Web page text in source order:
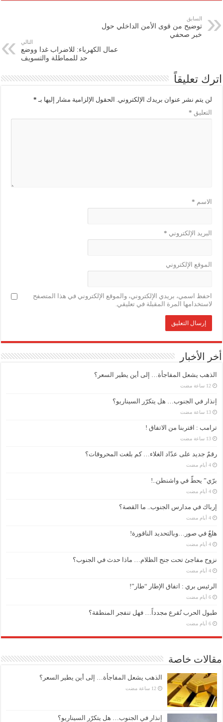
السابق
توضيح من قوى الأمن الداخلي حول
خبر صحفي
التالي
عمال الكهرباء: للاضراب غدا ووضع
حد للمماطلة والتسويف
اترك تعليقاً
لن يتم نشر عنوان بريدك الإلكتروني. الحقول الإلزامية مشار إليها بـ *
التعليق *
الاسم *
البريد الإلكتروني *
الموقع الإلكتروني
احفظ اسمي، بريدي الإلكتروني، والموقع الإلكتروني في هذا المتصفح
لاستخدامها المرة المقبلة في تعليقي.
أخر الأخبار
الذهب يشعل المفاجأة… إلى أين يطير السعر؟
إنذار في الجنوب… هل يتكرّر السيناريو؟
‏13 ساعة مضت
ترامب : اقتربنا من الاتفاق !
‏13 ساعة مضت
رقمٌ جديد على عدّاد الغلاء… كم بلغت المحروقات؟
‏4 أيام مضت
برّي” يحطّ في واشنطن..!
‏4 أيام مضت
إرباك في مدارس الجنوب.. ما القصة؟
‏4 أيام مضت
هلعٌ في صور…وبالتحديد الناقورة!
‏4 أيام مضت
نزوح مفاجئ تحت جنح الظلام… ماذا حدث في الجنوب؟
‏4 أيام مضت
الرئيس بري : اتفاق الإطار “طار”!
‏6 أيام مضت
طبول الحرب تُقرع مجدداً… فهل تنفجر المنطقة؟
‏6 أيام مضت
مقالات خاصة
الذهب يشعل المفاجأة… إلى أين يطير السعر؟
إنذار في الجنوب… هل يتكرّر السيناريو؟